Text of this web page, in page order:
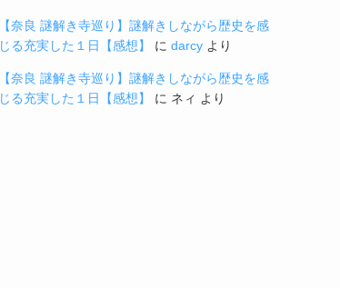
【奈良 謎解き寺巡り】謎解きしながら歴史を感
じる充実した１日【感想】
に darcy より
【奈良 謎解き寺巡り】謎解きしながら歴史を感
じる充実した１日【感想】
に ネィ より